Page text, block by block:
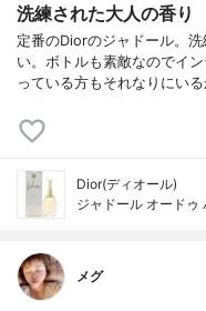
洗練された大人の香り
定番のDiorのジャドール。
い。ボトルも素敵なのでイ
っている方もそれなりにい
Dior(ディオール)
ジャドール オードゥ
メグ